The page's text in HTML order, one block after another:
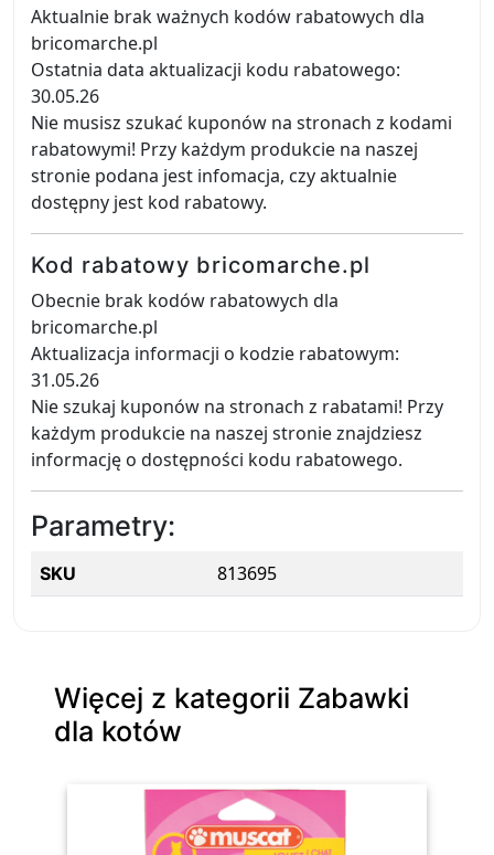
Aktualnie brak ważnych kodów rabatowych dla
bricomarche.pl
Ostatnia data aktualizacji kodu rabatowego:
30.05.26
Nie musisz szukać kuponów na stronach z kodami
rabatowymi! Przy każdym produkcie na naszej
stronie podana jest infomacja, czy aktualnie
dostępny jest kod rabatowy.
Kod rabatowy bricomarche.pl
Obecnie brak kodów rabatowych dla
bricomarche.pl
Aktualizacja informacji o kodzie rabatowym:
31.05.26
Nie szukaj kuponów na stronach z rabatami! Przy
każdym produkcie na naszej stronie znajdziesz
informację o dostępności kodu rabatowego.
Parametry:
SKU 813695
Więcej z kategorii Zabawki
dla kotów